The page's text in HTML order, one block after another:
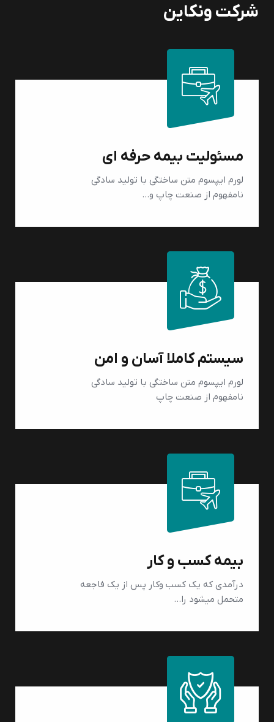
شرکت ونکاین
مسئولیت بیمه حرفه ای
لورم ایپسوم متن ساختگی با تولید سادگی
نامفهوم از صنعت چاپ و…
سیستم کاملا آسان و امن
لورم ایپسوم متن ساختگی با تولید سادگی
نامفهوم از صنعت چاپ
بیمه کسب و کار
درآمدی که یک کسب وکار پس از یک فاجعه
متحمل میشود را…